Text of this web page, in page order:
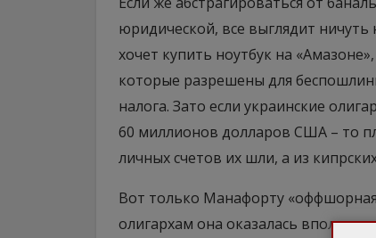
юридической, все выглядит
хочет купить ноутбук на
которые разрешены для
налога. Зато если украинские
60 миллионов долларов США – то
личных счетов их шли, а из
Вот только Манафорту
олигархам она оказалась вполне